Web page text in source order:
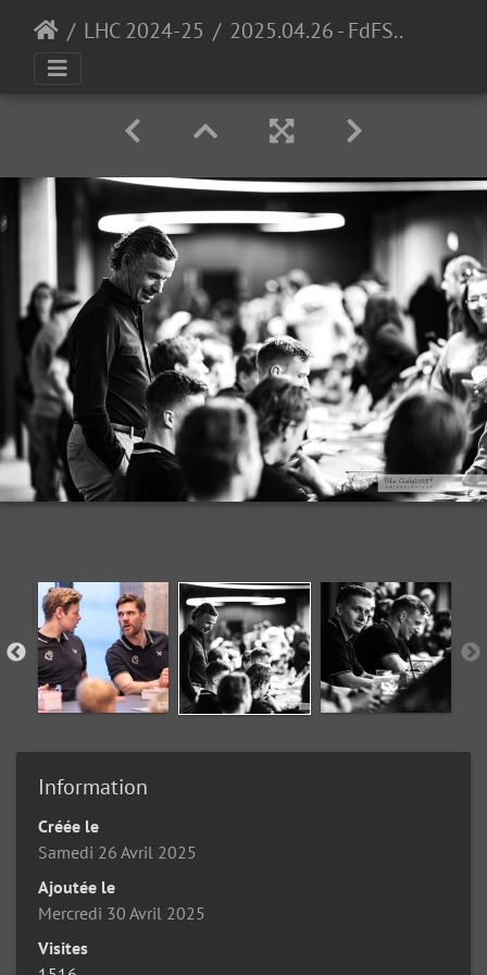
LHC 2024-25 2025.04.26 - FdFS.1 1050
Information
Créée le
Samedi 26 Avril 2025
Ajoutée le
Mercredi 30 Avril 2025
Visites